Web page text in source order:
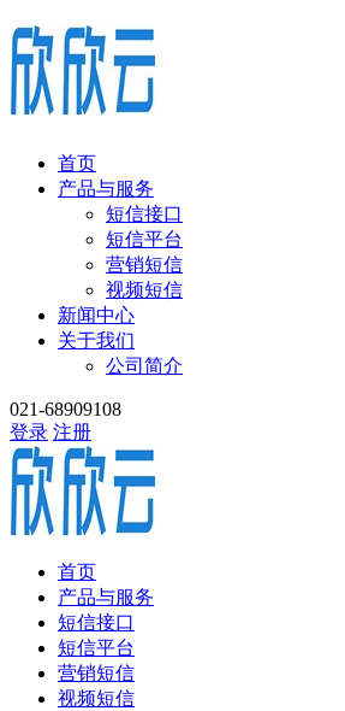
首页
产品与服务
短信接口
短信平台
营销短信
视频短信
新闻中心
关于我们
公司简介
021-68909108
登录 注册
首页
产品与服务
短信接口
短信平台
营销短信
视频短信